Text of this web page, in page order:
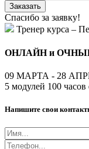
Заказать
Спасибо за заявку!
Тренер курса –
ОНЛАЙН и
09 МАРТА - 28
5 модулей 100 часов
Напишите свои